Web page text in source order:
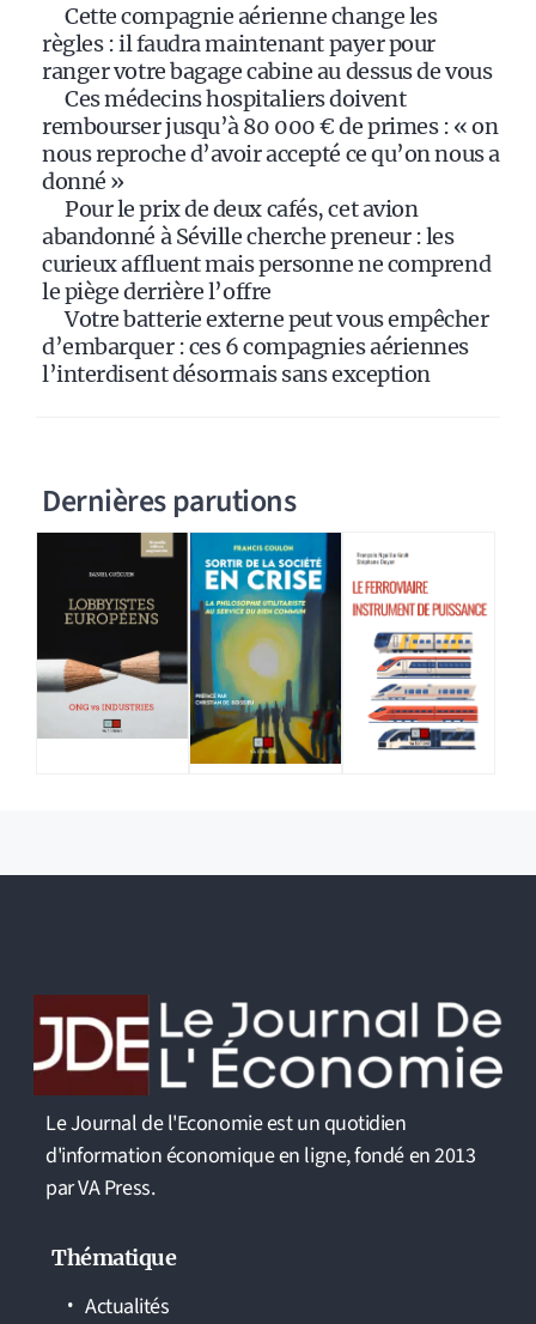
Cette compagnie aérienne change les
règles : il faudra maintenant payer pour
ranger votre bagage cabine au dessus de vous
Ces médecins hospitaliers doivent
rembourser jusqu’à 80 000 € de primes : « on
nous reproche d’avoir accepté ce qu’on nous a
donné »
Pour le prix de deux cafés, cet avion
abandonné à Séville cherche preneur : les
curieux affluent mais personne ne comprend
le piège derrière l’offre
Votre batterie externe peut vous empêcher
d’embarquer : ces 6 compagnies aériennes
l’interdisent désormais sans exception
Dernières parutions
Le Journal de l'Economie est un quotidien
d'information économique en ligne, fondé en 2013
par VA Press.
Thématique
Actualités